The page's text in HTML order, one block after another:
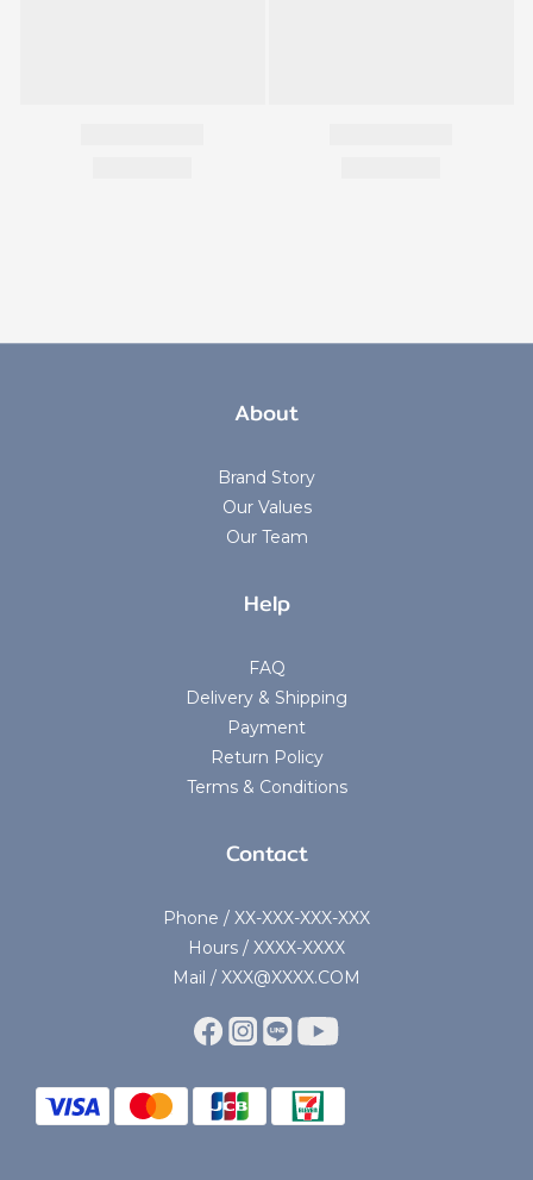
About
Brand Story
Our Values
Our Team
Help
FAQ
Delivery & Shipping
Payment
Return Policy
Terms & Conditions
Contact
Phone / XX-XXX-XXX-XXX
Hours / XXXX-XXXX
Mail / XXX@XXXX.COM